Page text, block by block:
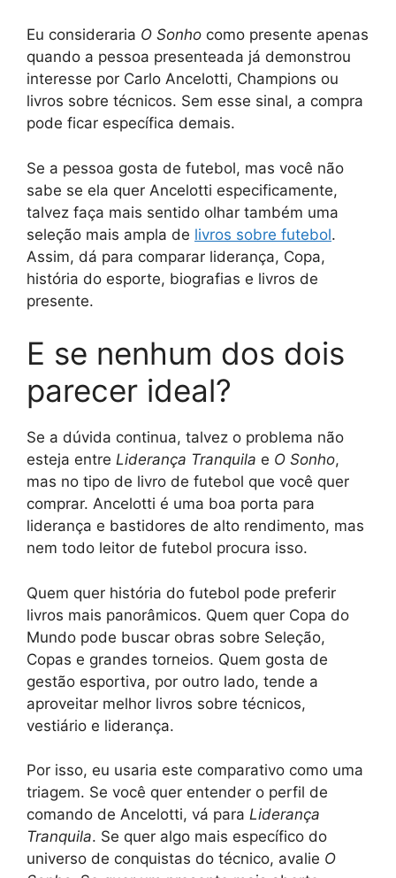
Eu consideraria O Sonho como presente apenas
quando a pessoa presenteada já demonstrou
interesse por Carlo Ancelotti, Champions ou
livros sobre técnicos. Sem esse sinal, a compra
pode ficar específica demais.
Se a pessoa gosta de futebol, mas você não
sabe se ela quer Ancelotti especificamente,
talvez faça mais sentido olhar também uma
seleção mais ampla de livros sobre futebol.
Assim, dá para comparar liderança, Copa,
história do esporte, biografias e livros de
presente.
E se nenhum dos dois
parecer ideal?
Se a dúvida continua, talvez o problema não
esteja entre Liderança Tranquila e O Sonho,
mas no tipo de livro de futebol que você quer
comprar. Ancelotti é uma boa porta para
liderança e bastidores de alto rendimento, mas
nem todo leitor de futebol procura isso.
Quem quer história do futebol pode preferir
livros mais panorâmicos. Quem quer Copa do
Mundo pode buscar obras sobre Seleção,
Copas e grandes torneios. Quem gosta de
gestão esportiva, por outro lado, tende a
aproveitar melhor livros sobre técnicos,
vestiário e liderança.
Por isso, eu usaria este comparativo como uma
triagem. Se você quer entender o perfil de
comando de Ancelotti, vá para Liderança
Tranquila. Se quer algo mais específico do
universo de conquistas do técnico, avalie O